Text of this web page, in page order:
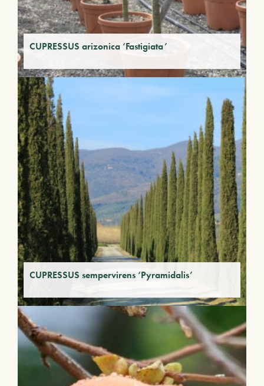
CUPRESSUS arizonica ‘Fastigiata’
CUPRESSUS sempervirens ‘Pyramidalis’